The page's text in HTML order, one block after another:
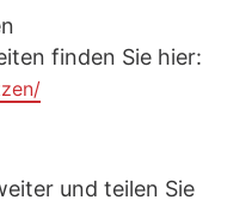
finden Sie hier:
und teilen Sie